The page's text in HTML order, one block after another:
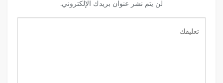
لن يتم نشر عنوان بريدك الإلكتروني.